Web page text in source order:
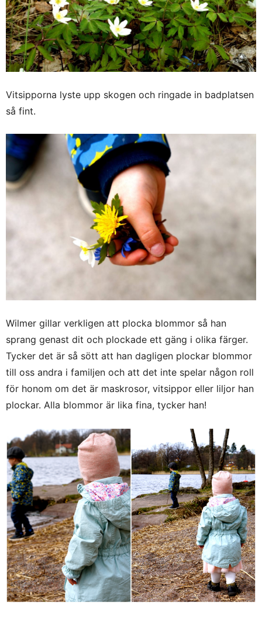
Vitsipporna lyste upp skogen och ringade in badplatsen
så fint.
Wilmer gillar verkligen att plocka blommor så han
sprang genast dit och plockade ett gäng i olika färger.
Tycker det är så sött att han dagligen plockar blommor
till oss andra i familjen och att det inte spelar någon roll
för honom om det är maskrosor, vitsippor eller liljor han
plockar. Alla blommor är lika fina, tycker han!